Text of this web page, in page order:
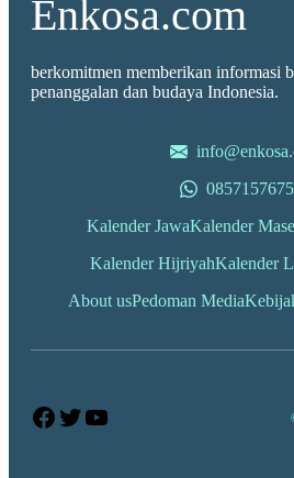
Enkosa.com
berkomitmen memberikan informasi
penanggalan dan budaya Indonesia.
Kalender JawaKalender
Kalender HijriyahKalender
About usPedoman Media
Facebook
Twitter
YouTube